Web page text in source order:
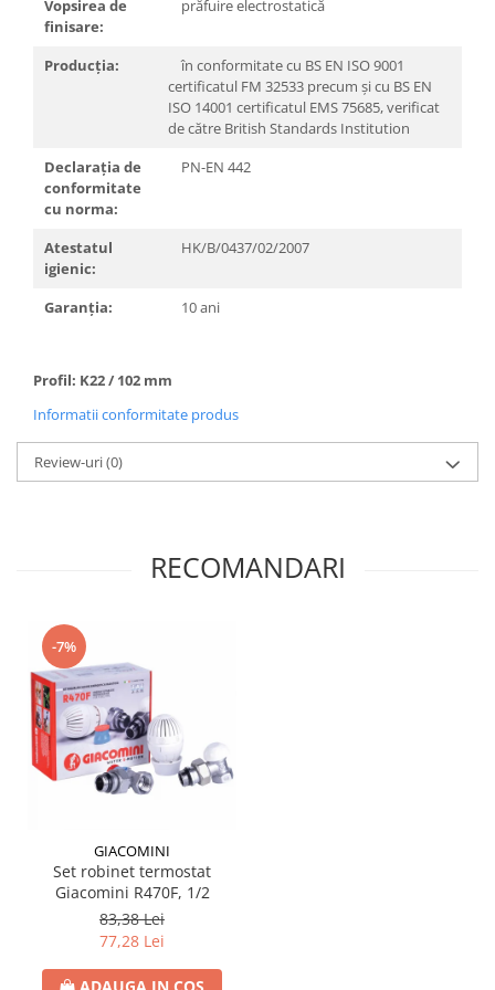
Incalzire clasica in pardoseala
PLACA NUTURI/TACKER
Grupuri de pompare si amestec
Cutii distribuitor
Automatizare
Banda perimetrala
Accesorii
Aditiv Sapa
Pachete incalzire in pardoseala
Panouri fotovoltaice
Invertoare
Panouri fotovoltaice
Vase wc, capace si rezervoare
Racorduri flexibile de apa
Racorduri flexibile apa
Racord flexibil monocomanda din
inox
Racord flexibil din inox
invelis din cauciuc
Racord flexibil cu invelis din
cauciuc
Accesorii baie
Clapete de actionare
Vopsirea de
finisare:
prăfuire electrostatică
Producţia:
în conformitate cu BS EN ISO 9001
certificatul FM 32533 precum şi cu BS EN
ISO 14001 certificatul EMS 75685, verificat
de către British Standards Institution
Declaraţia de
conformitate
cu norma:
PN-EN 442
Atestatul
igienic:
HK/B/0437/02/2007
Garanţia: 10 ani
Profil: K22 / 102 mm
Informatii conformitate produs
Review-uri(0)
RECOMANDARI
-7%
GIACOMINI
Set robinet termostat
Giacomini R470F, 1/2
83,38 Lei
77,28 Lei